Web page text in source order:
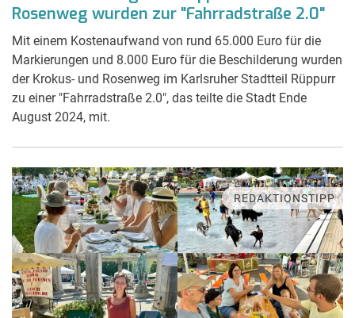
Rosenweg wurden zur "Fahrradstraße 2.0"
Mit einem Kostenaufwand von rund 65.000 Euro für die
Markierungen und 8.000 Euro für die Beschilderung wurden
der Krokus- und Rosenweg im Karlsruher Stadtteil Rüppurr
zu einer "Fahrradstraße 2.0", das teilte die Stadt Ende
August 2024, mit.
REDAKTIONSTIPP